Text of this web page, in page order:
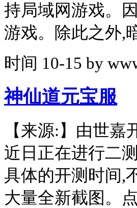
持局域网游戏。
游戏。除此之外,
时间 10-15 by
神仙道元宝服
【来源:】由世
近日正在进行二
具体的开测时间,
大量全新截图。